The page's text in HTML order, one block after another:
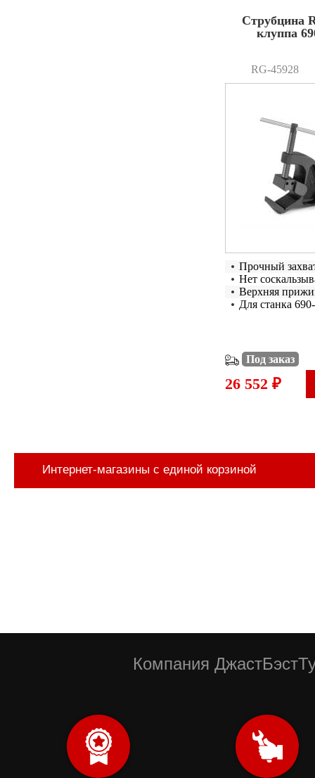
Струбцина
клуппа
RG-45928
Прочный
Нет
Верхняя
Для станка
Под заказ
26 552 ₽
Интернет-магазины с единой корзиной
Компания